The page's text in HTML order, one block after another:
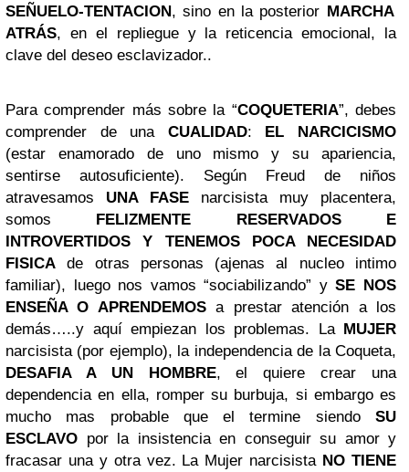
SEÑUELO-TENTACION, sino en la posterior MARCHA
ATRÁS, en el repliegue y la reticencia emocional, la
clave del deseo esclavizador..
Para comprender más sobre la “COQUETERIA”, debes
comprender de una CUALIDAD: EL NARCICISMO
(estar enamorado de uno mismo y su apariencia,
sentirse autosuficiente). Según Freud de niños
atravesamos UNA FASE narcisista muy placentera,
somos FELIZMENTE RESERVADOS E
INTROVERTIDOS Y TENEMOS POCA NECESIDAD
FISICA de otras personas (ajenas al nucleo intimo
familiar), luego nos vamos “sociabilizando” ySE NOS
ENSEÑA O APRENDEMOSa prestar atención a los
demás…..y aquí empiezan los problemas. La MUJER
narcisista (por ejemplo), la independencia de la Coqueta,
DESAFIA A UN HOMBRE, el quiere crear una
dependencia en ella, romper su burbuja, si embargo es
mucho mas probable que el termine siendo SU
ESCLAVO por la insistencia en conseguir su amor y
fracasar una y otra vez. La Mujer narcisista NO TIENE